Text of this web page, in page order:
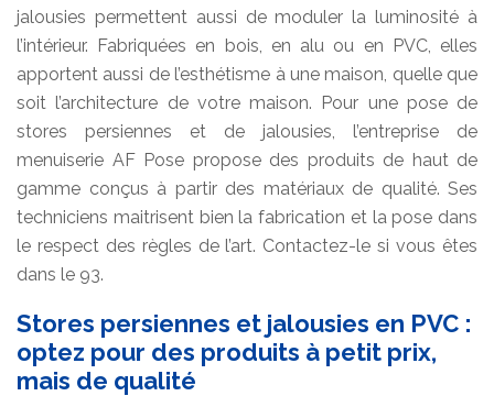
jalousies permettent aussi de moduler la luminosité à
l’intérieur. Fabriquées en bois, en alu ou en PVC, elles
apportent aussi de l’esthétisme à une maison, quelle que
soit l’architecture de votre maison. Pour une pose de
stores persiennes et de jalousies, l’entreprise de
menuiserie AF Pose propose des produits de haut de
gamme conçus à partir des matériaux de qualité. Ses
techniciens maitrisent bien la fabrication et la pose dans
le respect des règles de l’art. Contactez-le si vous êtes
dans le 93.
Stores persiennes et jalousies en PVC :
optez pour des produits à petit prix,
mais de qualité